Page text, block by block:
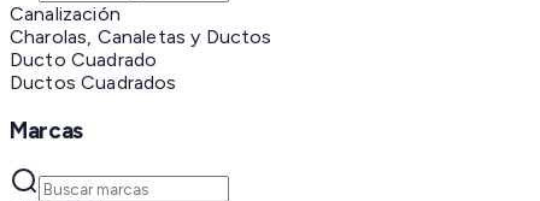
Canalización
Charolas, Canaletas y Ductos
Ducto Cuadrado
Ductos Cuadrados
Marcas